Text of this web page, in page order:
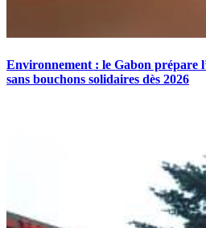
Environnement : le Gabon prépare
sans bouchons solidaires dès 2026